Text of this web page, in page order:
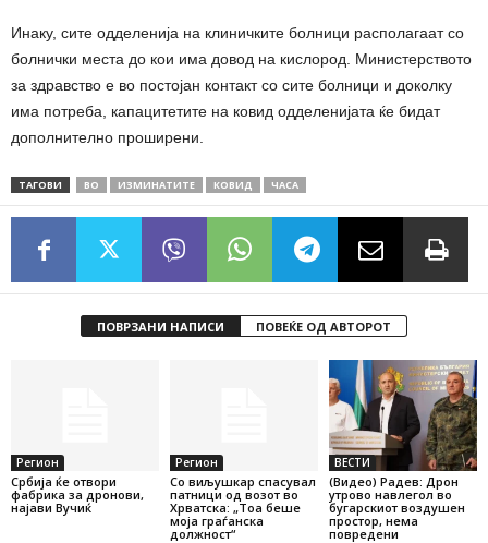
Инаку, сите одделенија на клиничките болници располагаат со
болнички места до кои има довод на кислород. Министерството
за здравство е во постојан контакт со сите болници и доколку
има потреба, капацитетите на ковид одделенијата ќе бидат
дополнително проширени.
ТАГОВИ ВО ИЗМИНАТИТЕ КОВИД ЧАСА
ПОВРЗАНИ НАПИСИ ПОВЕЌЕ ОД АВТОРОТ
Регион
Србија ќе отвори
фабрика за дронови,
најави Вучиќ
Регион
Со виљушкар спасувал
патници од возот во
Хрватска: „Тоа беше
моја граѓанска
должност“
ВЕСТИ
(Видео) Радев: Дрон
утрово навлегол во
бугарскиот воздушен
простор, нема
повредени